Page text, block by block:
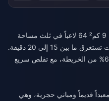
تضغط ساحة المعركة البالغة مساحتها 9 كم² 64 لاعباً في ثلث مساحة
خريطة "إرنغل"، مما يؤدي إلى مباريات تستغرق ما بين 15 إلى 20 دقيقة.
تغطي المنطقة الآمنة الأولى حوالي 60% من الخريطة، مع تقلص سريع
قديماً ومباني حجرية، وهي